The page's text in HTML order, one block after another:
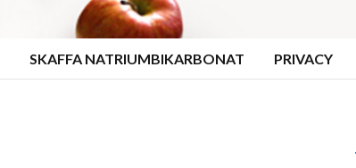
SKAFFA NATRIUMBIKARBONAT PRIVACY